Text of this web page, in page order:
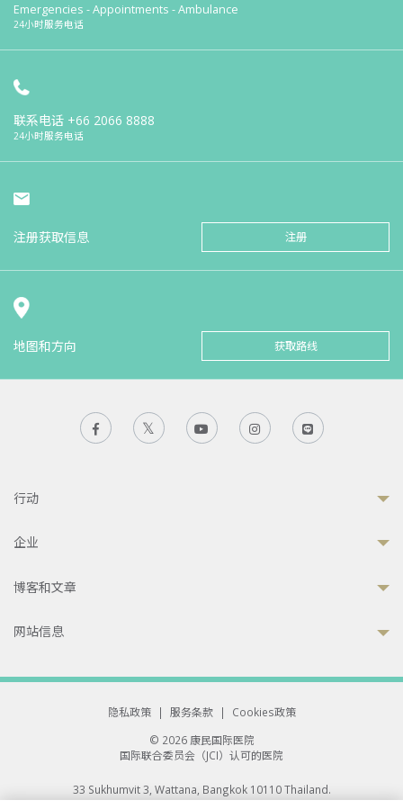
Emergencies - Appointments - Ambulance
24小时服务电话
联系电话 +66 2066 8888
24小时服务电话
注册获取信息 注册
地图和方向 获取路线
行动
企业
博客和文章
网站信息
隐私政策 | 服务条款 |
Cookies政策
© 2026 康民国际医院
国际联合委员会（JCI）认可的医院
33 Sukhumvit 3, Wattana, Bangkok 10110 Thailand.
All rights reserved.